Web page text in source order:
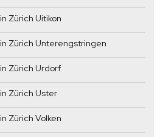
Zürich Uitikon
Zürich Unterengstringen
Zürich Urdorf
Zürich Uster
Zürich Volken